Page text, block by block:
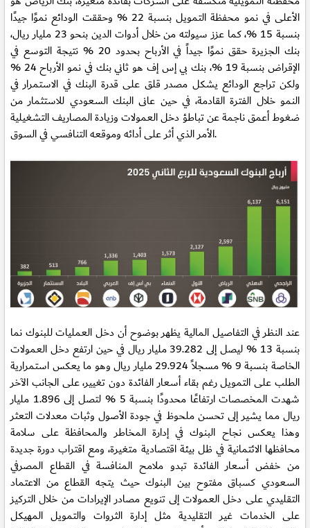
الأعلى في نمو محفظة التمويل بنسبة 22 % وحققت الودائع نموًا جيدًا
بنسبة 15 %، كما عزز سيولته من خلال أدوات الدين بنحو 23 مليار ريال،
بنك الجزيرة حقق نموًا جيداً في الأرباح بحدود 20 % نتيجة التوسع في
الإقراض بنسبة 19 %، بنك بي إس إف هو ثاني بنك في نمو الأرباح 24 %
ولكن تراجع الودائع يشكل مصدر قلق على قدرة البنك في الاستمرار في
النمو خلال الفترة القادمة، في حين عانى البنك السعودي للاستثمار من
ضغوط أعمق ناجمة عن تباطؤ دخل العمولات وزيادة المصاريف التشغيلية
الأمر الذي أثر على أدائه وموقعه التنافسي في السوق.
عند النظر في التفاصيل المالية يظهر بوضوح أن دخل العمليات للبنوك نما
بنسبة 13 % ليصل إلى 39.282 مليار ريال في حين ارتفع دخل العمولات
الخاصة بنسبة 9 % مسجلاً 29.924 مليار ريال وهو ما يعكس استمرارية
الطلب على التمويل رغم بقاء أسعار الفائدة دون تغيير، على الجانب الآخر
شهدت المخصصات ارتفاعًا محدودًا بنسبة 5 % لتصل إلى 1.896 مليار
ريال مما يشير إلى تحسن ملحوظ في جودة الأصول وثبات معدلات التعثر
وهذا يعكس نجاح البنوك في إدارة المخاطر والمحافظة على سلامة
محافظها الائتمانية في ظل بيئة اقتصادية متغيرة، ومع اقتراب دورة جديدة
من خفض أسعار الفائدة تبدو ملامح المنافسة في القطاع المصرفي
السعودي كسباق مفتوح بين البنوك حيث يتجه القطاع من الاعتماد
التقليدي على دخل العمولات إلى تنويع مصادر الإيرادات من خلال التركيز
على الخدمات غير التقليدية مثل إدارة الثروات والتمويل المهيكل